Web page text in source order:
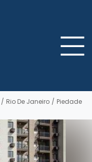
/ Rio De Janeiro / Piedade